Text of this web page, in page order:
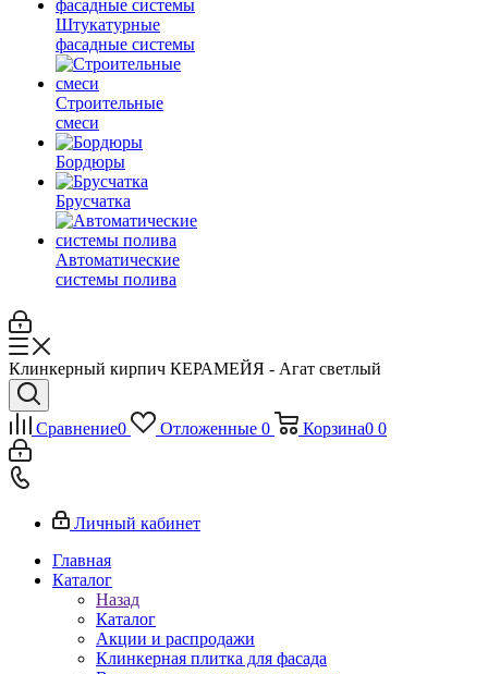
Штукатурные
фасадные системы
Строительные
смеси
Бордюры
Брусчатка
Автоматические
системы полива
Клинкерный кирпич КЕРАМЕЙЯ - Агат светлый
Сравнение0 Отложенные 0 Корзина0 0
Личный кабинет
Главная
Каталог
Назад
Каталог
Акции и распродажи
Клинкерная плитка для фасада